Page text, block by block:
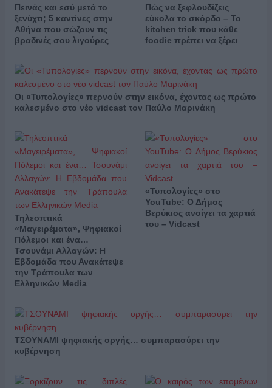
Πεινάς και εσύ μετά το
ξενύχτι; 5 καντίνες στην
Αθήνα που σώζουν τις
βραδινές σου λιγούρες
Πώς να ξεφλουδίζεις
εύκολα το σκόρδο – Το
kitchen trick που κάθε
foodie πρέπει να ξέρει
Οι «Τυπολογίες» περνούν στην εικόνα, έχοντας ως πρώτο
καλεσμένο στο νέο vidcast τον Παύλο Μαρινάκη
Τηλεοπτικά
«Μαγειρέματα», Ψηφιακοί
Πόλεμοι και ένα…
Τσουνάμι Αλλαγών: Η
Εβδομάδα που Ανακάτεψε
την Τράπουλα των
Ελληνικών Media
«Τυπολογίες» στο
YouTube: Ο Δήμος
Βερύκιος ανοίγει τα χαρτιά
του – Vidcast
ΤΣΟΥΝΑΜΙ ψηφιακής οργής… συμπαρασύρει την
κυβέρνηση